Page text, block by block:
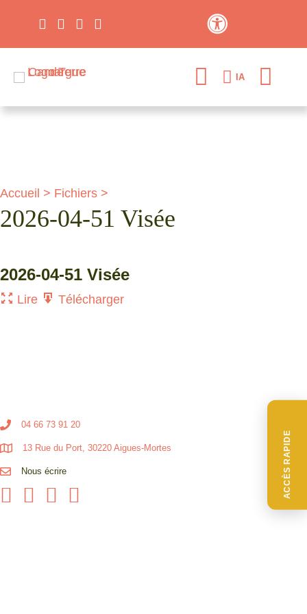
ACCÈS RAPIDE
IA
Accueil > Fichiers >
2026-04-51 Visée
2026-04-51 Visée
Lire Télécharger
04 66 73 91 20
13 Rue du Port, 30220 Aigues-Mortes
Nous écrire